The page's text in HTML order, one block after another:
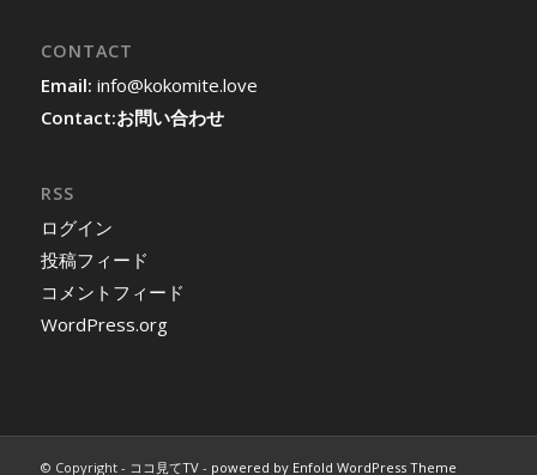
CONTACT
Email: info@kokomite.love
Contact:お問い合わせ
RSS
ログイン
投稿フィード
コメントフィード
WordPress.org
© Copyright - ココ見てTV- powered by Enfold WordPress Theme